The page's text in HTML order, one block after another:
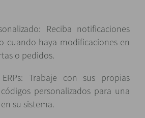
Reciba notificaciones
cuando haya modificaciones en
o pedidos.
Trabaje con sus propias
personalizados para una
su sistema.